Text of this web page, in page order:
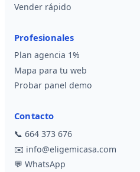
Vender rápido
Profesionales
Plan agencia 1%
Mapa para tu web
Probar panel demo
Contacto
📞 664 373 676
✉️ info@eligemicasa.com
💬 WhatsApp